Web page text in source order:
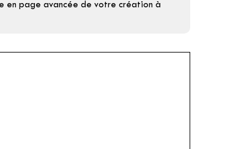
en page avancée de votre création à